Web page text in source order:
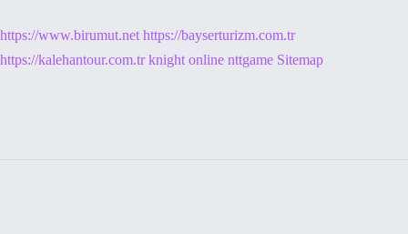
https://www.birumut.net https://bayserturizm.com.tr
https://kalehantour.com.tr knight online nttgame Sitemap